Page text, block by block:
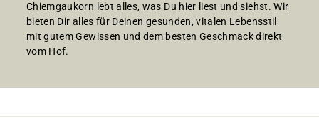
Chiemgaukorn lebt alles, was Du hier liest und siehst. Wir
bieten Dir alles für Deinen gesunden, vitalen Lebensstil
mit gutem Gewissen und dem besten Geschmack direkt
vom Hof.